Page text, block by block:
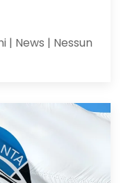
| News | Nessun